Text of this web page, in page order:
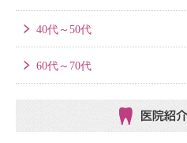
40代～50代
60代～70代
医院紹